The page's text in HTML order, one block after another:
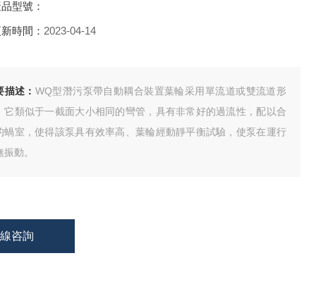
型號：
時間： 2023-04-14
描述： WQ型潛污泵帶自動耦合裝置葉輪采用單流道或雙流道形
它類似于一截面大小相同的彎管，具有非常好的過流性，配以合
蝸室，使得該泵具有效率高、葉輪經動靜平衡試驗，使泵在運行
動。
咨詢